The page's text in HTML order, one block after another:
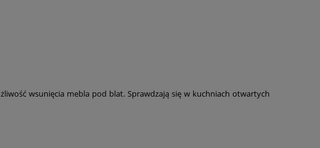
wsunięcia mebla pod blat. Sprawdzają się w kuchniach otwartych